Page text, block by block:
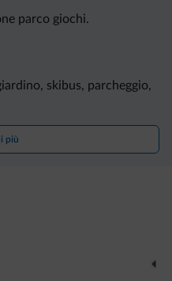
parco giochi.
skibus, parcheggio,
più